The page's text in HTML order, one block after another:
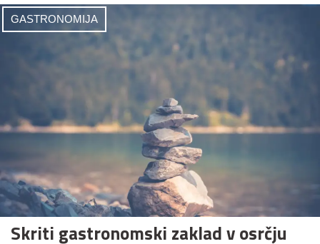
GASTRONOMIJA
Skriti gastronomski zaklad v osrčju